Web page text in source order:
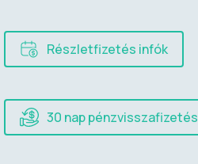
Részletfizetés infók
30 nap pénzvisszafizetés